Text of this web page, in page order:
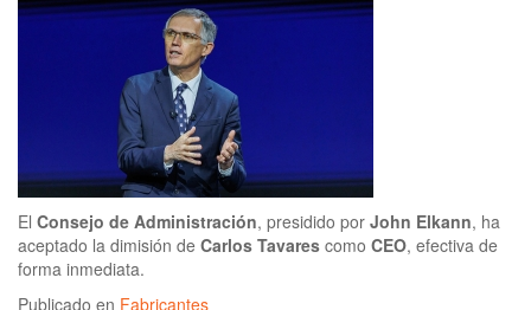
El Consejo de Administración, presidido por John Elkann, ha
aceptado la dimisión de Carlos Tavares como CEO, efectiva de
forma inmediata.
Publicado en Fabricantes